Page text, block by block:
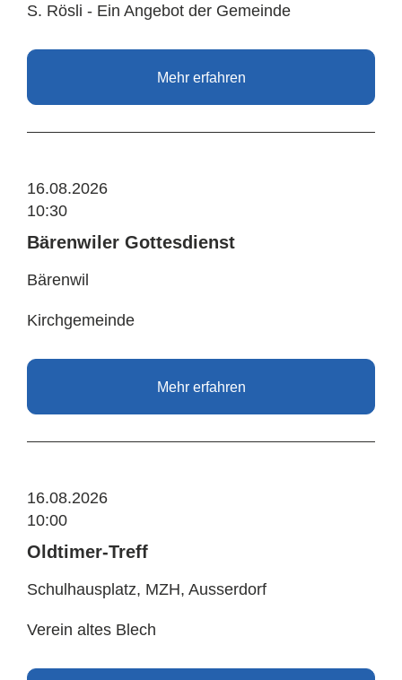
S. Rösli - Ein Angebot der Gemeinde
Mehr erfahren
16.08.2026
10:30
Bärenwiler Gottesdienst
Bärenwil
Kirchgemeinde
Mehr erfahren
16.08.2026
10:00
Oldtimer-Treff
Schulhausplatz, MZH, Ausserdorf
Verein altes Blech